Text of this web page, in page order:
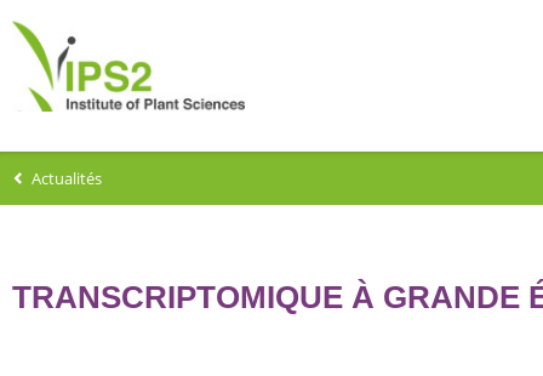
Actualités
TRANSCRIPTOMIQUE À GRANDE